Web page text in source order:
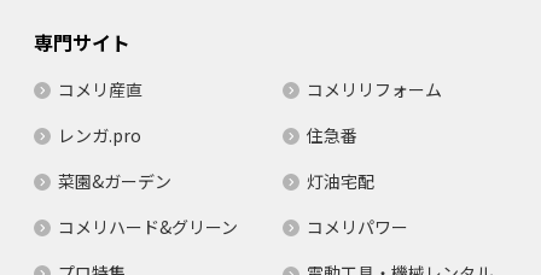
専門サイト
コメリ産直
コメリリフォーム
レンガ.pro
住急番
菜園&ガーデン
灯油宅配
コメリハード&グリーン
コメリパワー